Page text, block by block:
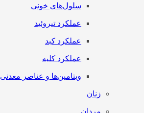
سلول‌های خونی
عملکرد تیروئید
عملکرد کبد
عملکرد کلیه
ویتامین‌ها و عناصر معدنی
زنان